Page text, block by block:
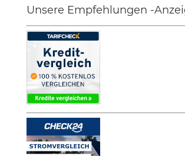
Unsere Empfehlungen -